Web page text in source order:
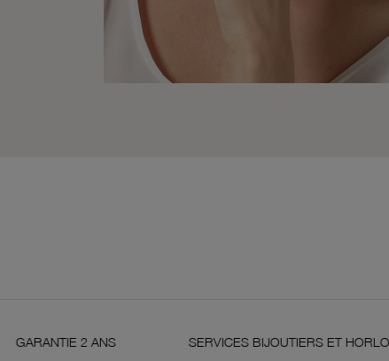
SERVICES BIJOUTIERS ET HORLOGERS